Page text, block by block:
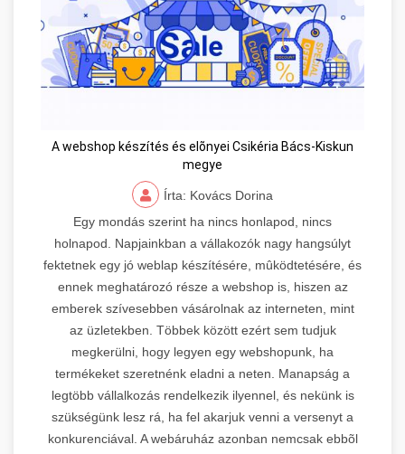
A webshop készítés és elõnyei Csikéria Bács-Kiskun
megye
Írta: Kovács Dorina
Egy mondás szerint ha nincs honlapod, nincs
holnapod. Napjainkban a vállakozók nagy hangsúlyt
fektetnek egy jó weblap készítésére, mûködtetésére, és
ennek meghatározó része a webshop is, hiszen az
emberek szívesebben vásárolnak az interneten, mint
az üzletekben. Többek között ezért sem tudjuk
megkerülni, hogy legyen egy webshopunk, ha
termékeket szeretnénk eladni a neten. Manapság a
legtöbb vállalkozás rendelkezik ilyennel, és nekünk is
szükségünk lesz rá, ha fel akarjuk venni a versenyt a
konkurenciával. A webáruház azonban nemcsak ebbõl